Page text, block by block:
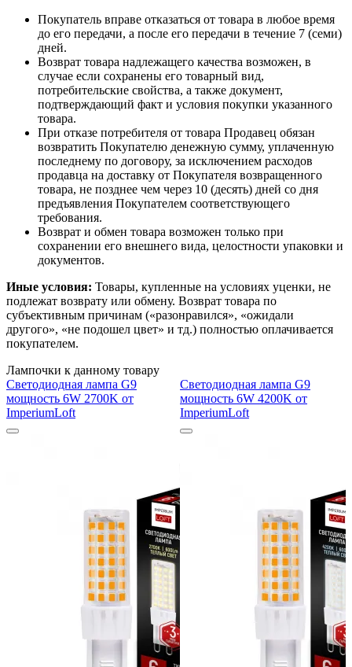
Покупатель вправе отказаться от товара в любое время
до его передачи, а после его передачи в течение 7 (семи)
дней.
Возврат товара надлежащего качества возможен, в
случае если сохранены его товарный вид,
потребительские свойства, а также документ,
подтверждающий факт и условия покупки указанного
товара.
При отказе потребителя от товара Продавец обязан
возвратить Покупателю денежную сумму, уплаченную
последнему по договору, за исключением расходов
продавца на доставку от Покупателя возвращенного
товара, не позднее чем через 10 (десять) дней со дня
предъявления Покупателем соответствующего
требования.
Возврат и обмен товара возможен только при
сохранении его внешнего вида, целостности упаковки и
документов.
Иные условия: Товары, купленные на условиях уценки, не
подлежат возврату или обмену. Возврат товара по
субъективным причинам («разонравился», «ожидали
другого», «не подошел цвет» и тд.) полностью оплачивается
покупателем.
Лампочки к данному товару
Светодиодная лампа G9
мощность 6W 2700K от
ImperiumLoft
Светодиодная лампа G9
мощность 6W 4200K от
ImperiumLoft